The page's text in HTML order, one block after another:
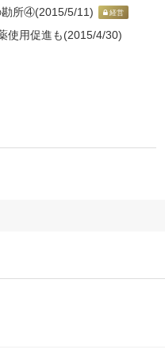
勘所④(2015/5/11) 経営
使用促進も(2015/4/30)